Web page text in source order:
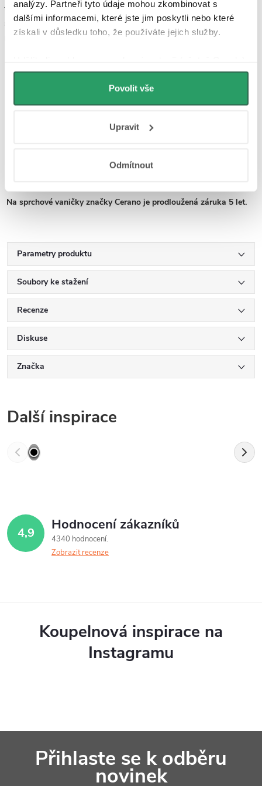
analýzy. Partneři tyto údaje mohou zkombinovat s
dalšími informacemi, které jste jim poskytli nebo které
získali v důsledku toho, že používáte jejich služby.
můžeme používat cookies pro analytiku a
personalizovanou reklamu. Jak Google zpracovává
osobní údaje najdete na stránkách
Povolit vše
Upravit
Odmítnout
tak ideální pro použití ve sprchových koutech a na ostatní sanitární
sortiment. Vanička vám tak bude sloužit po dobu mnoha let bez
nutnosti výměny.
pozice: pravá i levá
položení přímo na zem a sifon zapustit do
podlahy + fixace pomocí silikonu přímo na podlahu
úrovni podlahy + fixace pomocí silikonu přímo na
Na sprchové vaničky značky Cerano je prodloužená záruka 5 let.
Parametry produktu
Soubory ke stažení
Recenze
Diskuse
Značka
Další inspirace
4,9 Hodnocení zákazníků
4340 hodnocení
Zobrazit recenze
Koupelnová inspirace na
Instagramu
Přihlaste se k odběru
novinek